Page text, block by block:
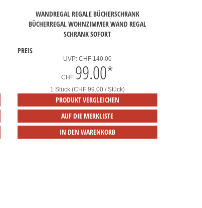
WANDREGAL REGALE BÜCHERSCHRANK
BÜCHERREGAL WOHNZIMMER WAND REGAL
SCHRANK SOFORT
PREIS
UVP: CHF 140.00
CHF 99.00*
1 Stück (CHF 99.00 / Stück)
PRODUKT VERGLEICHEN
AUF DIE MERKLISTE
IN DEN WARENKORB